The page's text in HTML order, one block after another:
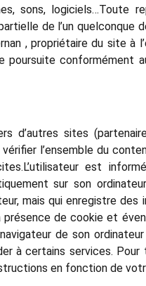
sons, logiciels…Toute
de l’un quelconque
, propriétaire du site à
conformément
d’autres sites
vérifier l’ensemble du
est
sur son
mais qui enregistre
de cookie et
de son
à certains services.
en fonction de